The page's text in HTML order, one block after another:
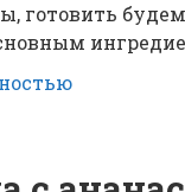
готовить